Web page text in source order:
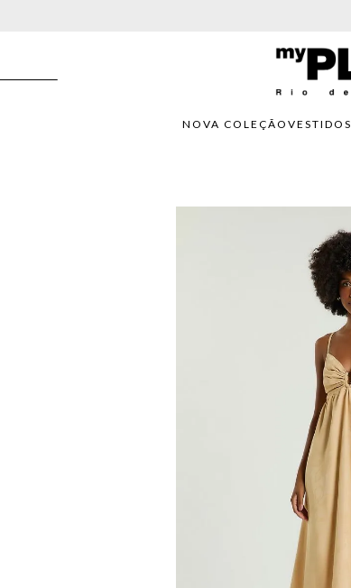
NOVA COLEÇÃO VESTIDOS